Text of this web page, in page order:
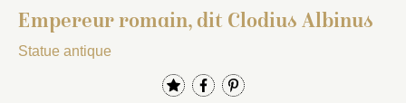
Empereur romain, dit Clodius Albinus
Statue antique